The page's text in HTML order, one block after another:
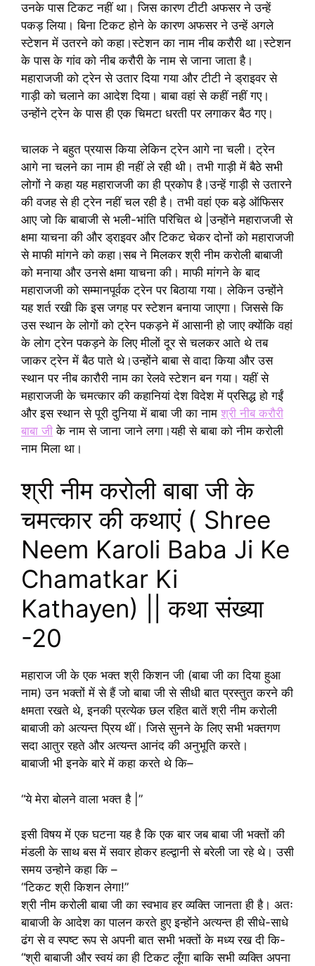
उनके पास टिकट नहीं था। जिस कारण टीटी अफसर ने उन्हें
पकड़ लिया। बिना टिकट होने के कारण अफसर ने उन्हें अगले
स्टेशन में उतरने को कहा।स्टेशन का नाम नीब करौरी था।स्टेशन
के पास के गांव को नीब करौरी के नाम से जाना जाता है।
महाराजजी को ट्रेन से उतार दिया गया और टीटी ने ड्राइवर से
गाड़ी को चलाने का आदेश दिया। बाबा वहां से कहीं नहीं गए।
उन्होंने ट्रेन के पास ही एक चिमटा धरती पर लगाकर बैठ गए।
चालक ने बहुत प्रयास किया लेकिन ट्रेन आगे ना चली। ट्रेन
आगे ना चलने का नाम ही नहीं ले रही थी। तभी गाड़ी में बैठे सभी
लोगों ने कहा यह महाराजजी का ही प्रकोप है।उन्हें गाड़ी से उतारने
की वजह से ही ट्रेन नहीं चल रही है। तभी वहां एक बड़े ऑफिसर
आए जो कि बाबाजी से भली-भांति परिचित थे |उन्होंने महाराजजी से
क्षमा याचना की और ड्राइवर और टिकट चेकर दोनों को महाराजजी
से माफी मांगने को कहा।सब ने मिलकर श्री नीम करोली बाबाजी
को मनाया और उनसे क्षमा याचना की। माफी मांगने के बाद
महाराजजी को सम्मानपूर्वक ट्रेन पर बिठाया गया। लेकिन उन्होंने
यह शर्त रखी कि इस जगह पर स्टेशन बनाया जाएगा। जिससे कि
उस स्थान के लोगों को ट्रेन पकड़ने में आसानी हो जाए क्योंकि वहां
के लोग ट्रेन पकड़ने के लिए मीलों दूर से चलकर आते थे तब
जाकर ट्रेन में बैठ पाते थे।उन्होंने बाबा से वादा किया और उस
स्थान पर नीब कारौरी नाम का रेलवे स्टेशन बन गया। यहीं से
महाराजजी के चमत्कार की कहानियां देश विदेश में प्रसिद्ध हो गईं
और इस स्थान से पूरी दुनिया में बाबा जी का नाम श्री नीब करौरी
बाबा जी के नाम से जाना जाने लगा।यही से बाबा को नीम करोली
नाम मिला था।
श्री नीम करोली बाबा जी के
चमत्कार की कथाएं ( Shree
Neem Karoli Baba Ji Ke
Chamatkar Ki
Kathayen) || कथा संख्या
-20
महाराज जी के एक भक्त श्री किशन जी (बाबा जी का दिया हुआ
नाम) उन भक्तों में से हैं जो बाबा जी से सीधी बात प्रस्तुत करने की
क्षमता रखते थे, इनकी प्रत्येक छल रहित बातें श्री नीम करोली
बाबाजी को अत्यन्त प्रिय थीं। जिसे सुनने के लिए सभी भक्तगण
सदा आतुर रहते और अत्यन्त आनंद की अनुभूति करते।
बाबाजी भी इनके बारे में कहा करते थे कि–
“ये मेरा बोलने वाला भक्त है |”
इसी विषय में एक घटना यह है कि एक बार जब बाबा जी भक्तों की
मंडली के साथ बस में सवार होकर हल्द्वानी से बरेली जा रहे थे। उसी
समय उन्होने कहा कि –
“टिकट श्री किशन लेगा!”
श्री नीम करोली बाबा जी का स्वभाव हर व्यक्ति जानता ही है। अतः
बाबाजी के आदेश का पालन करते हुए इन्होंने अत्यन्त ही सीधे-साधे
ढंग से व स्पष्ट रूप से अपनी बात सभी भक्तों के मध्य रख दी कि-
“श्री बाबाजी और स्वयं का ही टिकट लूँगा बाकि सभी व्यक्ति अपना